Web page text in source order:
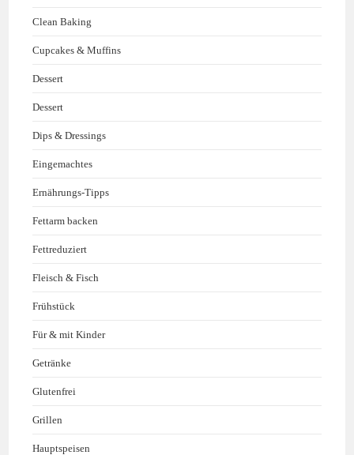
Clean Baking
Cupcakes & Muffins
Dessert
Dessert
Dips & Dressings
Eingemachtes
Ernährungs-Tipps
Fettarm backen
Fettreduziert
Fleisch & Fisch
Frühstück
Für & mit Kinder
Getränke
Glutenfrei
Grillen
Hauptspeisen